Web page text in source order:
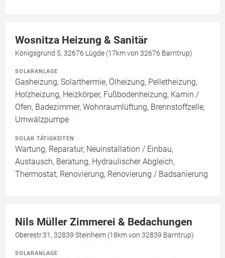
Wosnitza Heizung & Sanitär
Königsgrund 5, 32676 Lügde (17km von 32676 Barntrup)
SOLARANLAGE
Gasheizung, Solarthermie, Ölheizung, Pelletheizung,
Holzheizung, Heizkörper, Fußbodenheizung, Kamin /
Ofen, Badezimmer, Wohnraumlüftung, Brennstoffzelle,
Umwälzpumpe
SOLAR TÄTIGKEITEN
Wartung, Reparatur, Neuinstallation / Einbau,
Austausch, Beratung, Hydraulischer Abgleich,
Thermostat, Renovierung, Renovierung / Badsanierung
Nils Müller Zimmerei & Bedachungen
Oberestr.31, 32839 Steinheim (18km von 32839 Barntrup)
SOLARANLAGE